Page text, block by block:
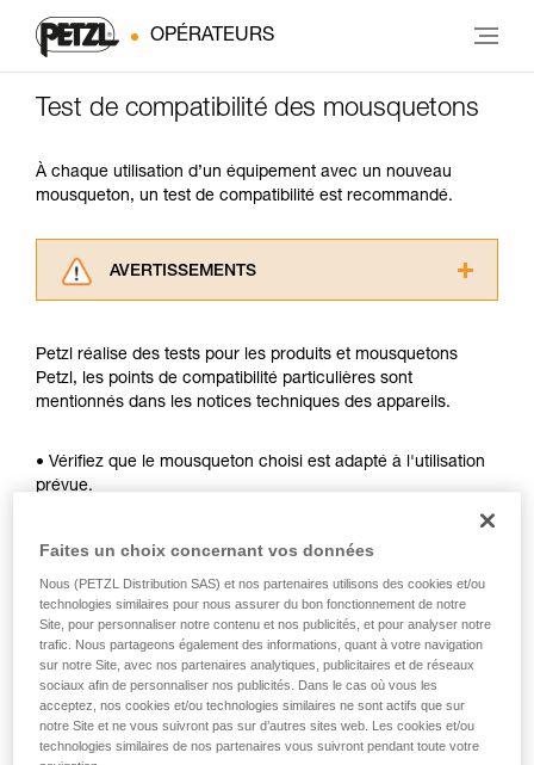
OPÉRATEURS
Test de compatibilité des mousquetons
À chaque utilisation d’un équipement avec un nouveau
mousqueton, un test de compatibilité est recommandé.
AVERTISSEMENTS
consulter. Vous devez avoir compris les
informations de la notice technique pour
pouvoir comprendre ce complément
Maîtriser ces techniques nécessite une
de la reproduire en autonomie.
Nous donnons des exemples de techniques
liées à votre activité. Il peut en exister d’autres
que nous ne décrivons pas ici.
Petzl réalise des tests pour les produits et mousquetons
Petzl, les points de compatibilité particulières sont
mentionnés dans les notices techniques des appareils.
• Vérifiez que le mousqueton choisi est adapté à l'utilisation
prévue.
de connexion de l'appareil.
• Évaluez la possibilité que le mousqueton se mette en
mauvaise position et la stabilité de cette mauvaise position.
• Vérifiez les risques d'interférence entre les éléments du
système et la bague du mousqueton.
Remarque
Pour les appareils munis d'une bague souple de maintien du
Faites un choix concernant vos données
Nous (PETZL Distribution SAS) et nos partenaires utilisons des cookies et/ou
technologies similaires pour nous assurer du bon fonctionnement de notre
Site, pour personnaliser notre contenu et nos publicités, et pour analyser notre
trafic. Nous partageons également des informations, quant à votre navigation
sur notre Site, avec nos partenaires analytiques, publicitaires et de réseaux
sociaux afin de personnaliser nos publicités. Dans le cas où vous les
acceptez, nos cookies et/ou technologies similaires ne sont actifs que sur
notre Site et ne vous suivront pas sur d’autres sites web. Les cookies et/ou
technologies similaires de nos partenaires vous suivront pendant toute votre